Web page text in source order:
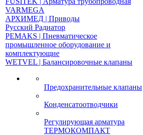
VARMEGA
АРХИМЕД | Приводы
Русский Радиатор
PEMAKS | Пневматическое
промышленное оборудование и
комплектующие
WETVEL | Балансировочные клапаны
Предохранительные клапаны
Конденсатоотводчики
Регулирующая арматура
ТЕРМОКОМПАКТ